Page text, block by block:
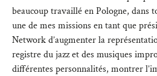
beaucoup travaillé en Pologne, dans
une de mes missions en tant que
Network d’augmenter la
registre du jazz et des musiques
différentes personnalités, montrer